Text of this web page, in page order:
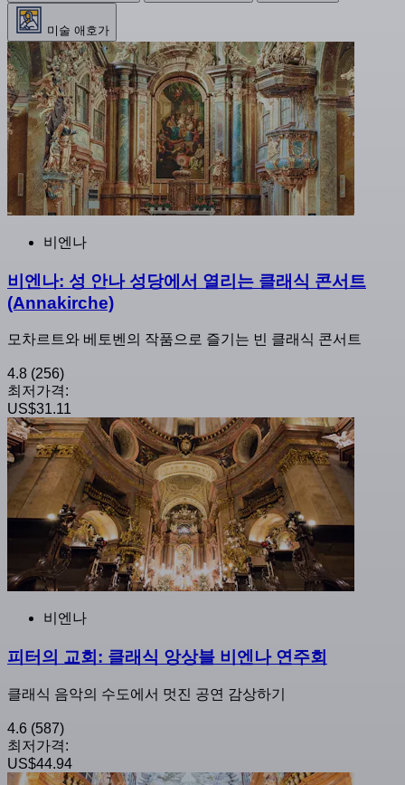
미술 애호가
비엔나
비엔나: 성 안나 성당에서 열리는 클래식 콘서트
(Annakirche)
모차르트와 베토벤의 작품으로 즐기는 빈 클래식 콘서트
4.8 (256)
최저가격:
US$31.11
비엔나
피터의 교회: 클래식 앙상블 비엔나 연주회
클래식 음악의 수도에서 멋진 공연 감상하기
4.6 (587)
최저가격:
US$44.94